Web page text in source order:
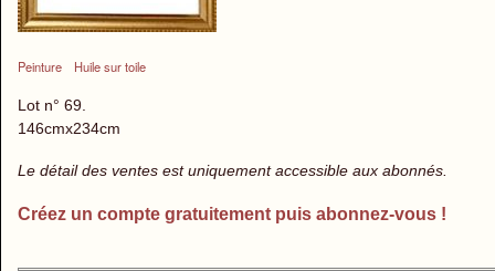
Peinture Huile sur toile
Lot n° 69.
146cmx234cm
Le détail des ventes est uniquement accessible aux abonnés.
Créez un compte gratuitement puis abonnez-vous !